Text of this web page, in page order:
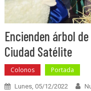
Encienden árbol
Ciudad Satélite
Colonos Portada
Lunes, 05/12/2022